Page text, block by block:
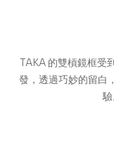
TAKA 的雙槓鏡框受
發，透過巧妙的留白
驗